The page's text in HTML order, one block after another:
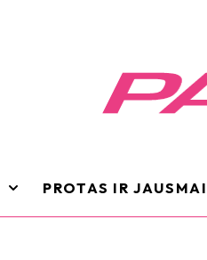
PROTAS IR JAUSMAI